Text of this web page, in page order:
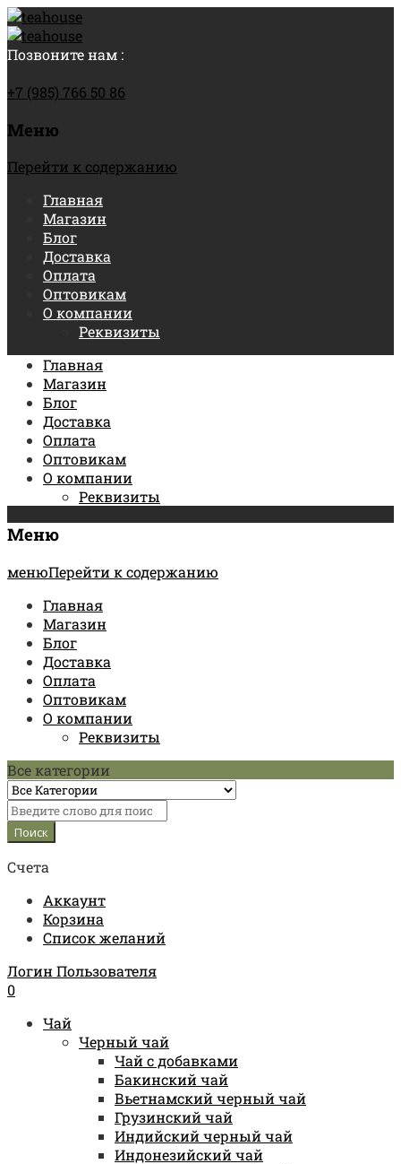
Позвоните нам :
+7 (985) 766 50 86
Меню
Перейти к содержанию
Главная
Магазин
Блог
Доставка
Оплата
Оптовикам
О компании
Реквизиты
Главная
Магазин
Блог
Доставка
Оплата
Оптовикам
О компании
Реквизиты
Меню
менюПерейти к содержанию
Главная
Магазин
Блог
Доставка
Оплата
Оптовикам
О компании
Реквизиты
Все категории
Счета
Аккаунт
Корзина
Список желаний
Логин Пользователя
0
Чай
Черный чай
Чай с добавками
Бакинский чай
Вьетнамский черный чай
Грузинский чай
Индийский черный чай
Индонезийский чай